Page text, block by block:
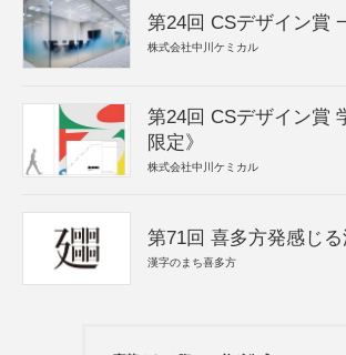
第24回 CSデザイン賞
株式会社中川ケミカル
第24回 CSデザイン賞
限定》
株式会社中川ケミカル
第71回 喜多方発感じ
漢字のまち喜多方